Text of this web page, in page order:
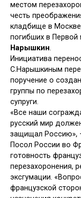
местом
честь
кладбище в
погибших в
Нарышкин.
Инициатива
С.Нарышкиным
поручение о
группы по
супруги.
«Все наши
русский мир
защищал Россию»,
Посол России во
готовность
перезахоронения,
эксгумации.
французской